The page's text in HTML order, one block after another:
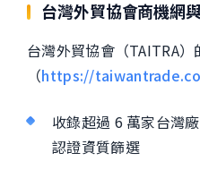
台灣外貿協會商機網
台灣外貿協會（TAITRA）
（https://
收錄超過 6 萬家台灣
認證資質篩選